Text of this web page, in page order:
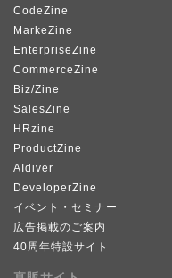
CodeZine
MarkeZine
EnterpriseZine
CommerceZine
Biz/Zine
SalesZine
HRzine
ProductZine
AIdiver
DeveloperZine
イベント・セミナー
広告掲載のご案内
40周年特設サイト